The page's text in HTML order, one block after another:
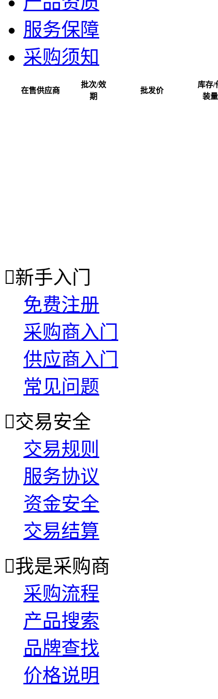
服务保障
采购须知
在售供应商
批次/效
期
批发价
库存/
装量
新手入门
免费注册
采购商入门
供应商入门
常见问题
交易安全
交易规则
服务协议
资金安全
交易结算
我是采购商
采购流程
产品搜索
品牌查找
价格说明